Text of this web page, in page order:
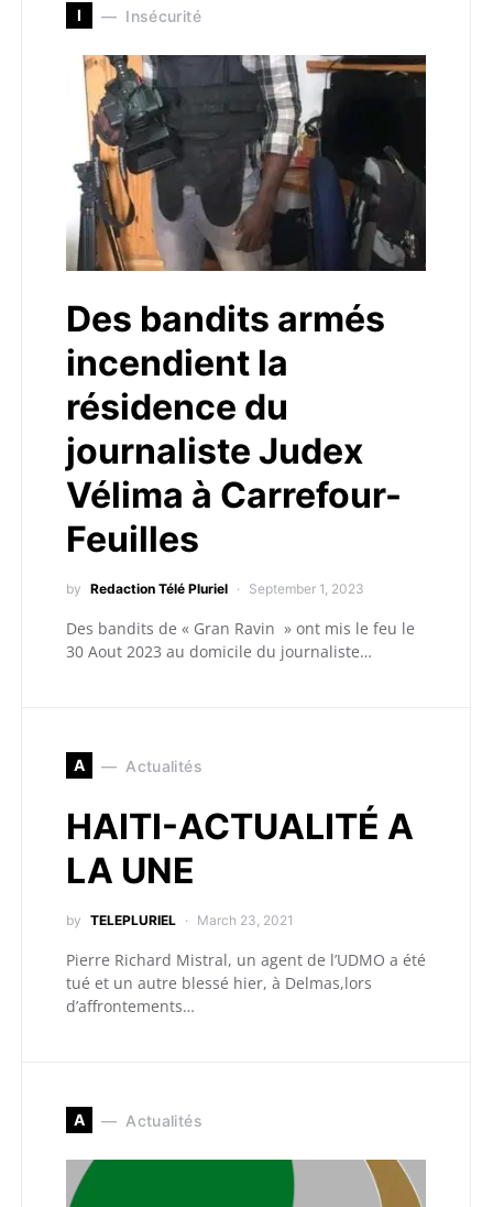
I Insécurité
Des bandits armés
incendient la
résidence du
journaliste Judex
Vélima à Carrefour-
Feuilles
by Redaction Télé Pluriel September 1, 2023
Des bandits de « Gran Ravin » ont mis le feu le
30 Aout 2023 au domicile du journaliste…
A Actualités
HAITI-ACTUALITÉ A
LA UNE
by TELEPLURIEL March 23, 2021
Pierre Richard Mistral, un agent de l’UDMO a été
tué et un autre blessé hier, à Delmas,lors
d’affrontements…
A Actualités